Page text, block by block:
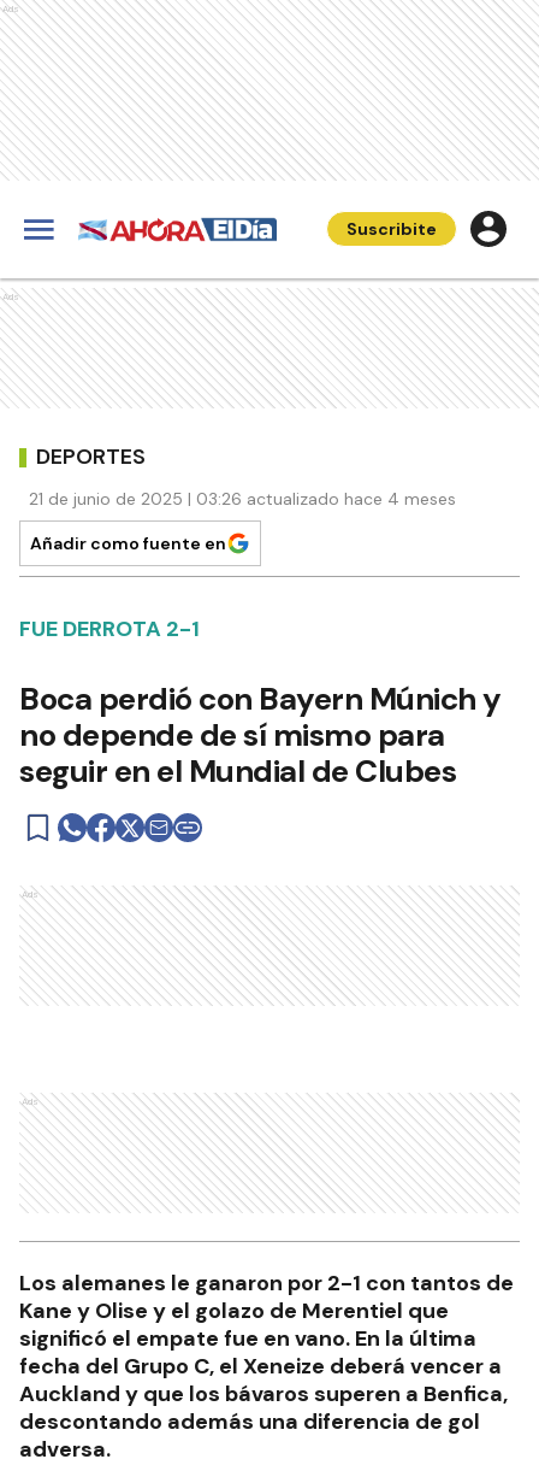
Ads
Suscribite
Ads
DEPORTES
21 de junio de 2025 | 03:26 actualizado hace 4 meses
Añadir como fuente en
FUE DERROTA 2-1
Boca perdió con Bayern Múnich y
no depende de sí mismo para
seguir en el Mundial de Clubes
Ads
Ads
Los alemanes le ganaron por 2-1 con tantos de
Kane y Olise y el golazo de Merentiel que
significó el empate fue en vano. En la última
fecha del Grupo C, el Xeneize deberá vencer a
Auckland y que los bávaros superen a Benfica,
descontando además una diferencia de gol
adversa.